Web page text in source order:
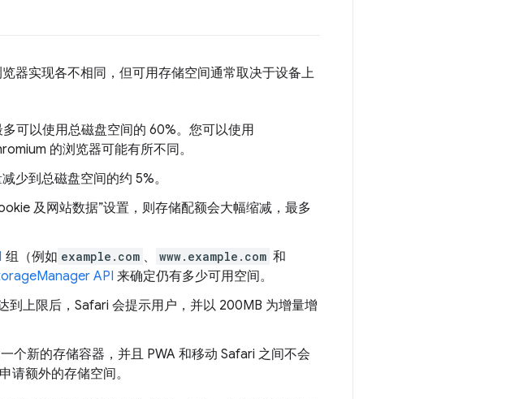
器实现各不相同，但可用存储空间通常取决于设备上
可以使用总磁盘空间的 60%。您可以使用
的浏览器可能有所不同。
少到总磁盘空间的约 5%。
及网站数据”设置，则存储配额会大幅缩减，最多
组（例如 example.com 、 www.example.com 和
API 来确定仍有多少可用空间。
到上限后，Safari 会提示用户，并以 200MB 为增量增
个新的存储容器，并且 PWA 和移动 Safari 之间不会
请额外的存储空间。